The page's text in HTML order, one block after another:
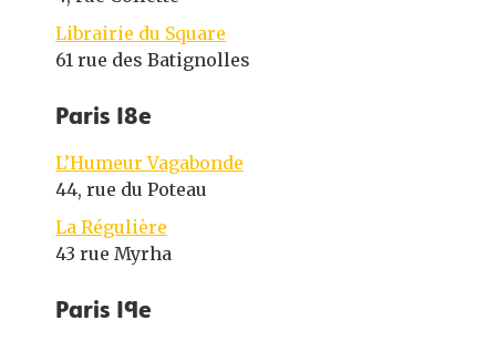
Librairie du Square
61 rue des Batignolles
Paris 18e
L’Humeur Vagabonde
44, rue du Poteau
La Régulière
43 rue Myrha
Paris 19e